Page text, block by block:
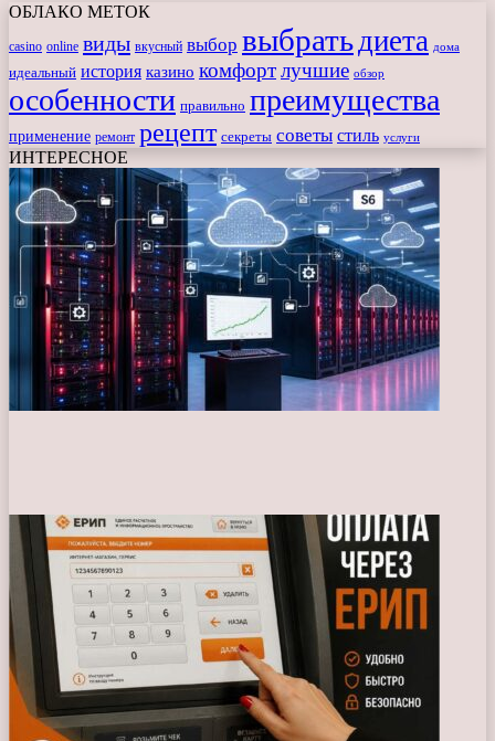
ОБЛАКО МЕТОК
casino online виды вкусный выбор выбрать диета дома
идеальный история казино комфортлучшие обзор
особенности правильно преимущества
применение ремонт рецепт секреты советы стиль услуги
ИНТЕРЕСНОЕ